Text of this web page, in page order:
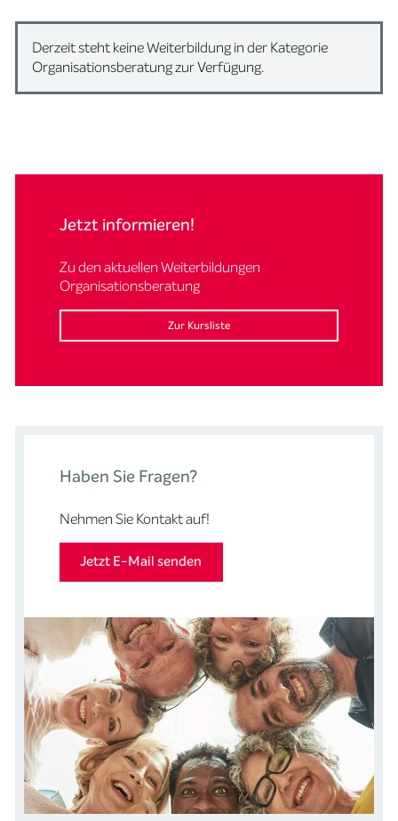
Derzeit steht keine Weiterbildung in der Kategorie
Organisationsberatung zur Verfügung.
Jetzt informieren!
Zu den aktuellen Weiterbildungen
Organisationsberatung
Zur Kursliste
Haben Sie Fragen?
Nehmen Sie Kontakt auf!
Jetzt E-Mail senden